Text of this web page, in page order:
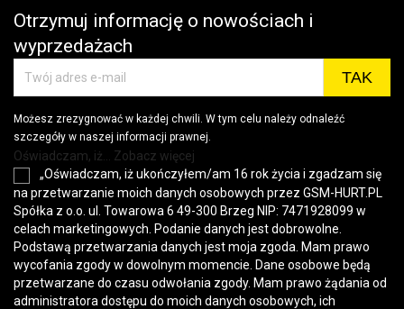
Otrzymuj informację o nowościach i
wyprzedażach
Możesz zrezygnować w każdej chwili. W tym celu należy odnaleźć
szczegóły w naszej informacji prawnej.
Oświadczam, iż... Zobacz więcej
„Oświadczam, iż ukończyłem/am 16 rok życia i zgadzam się
na przetwarzanie moich danych osobowych przez GSM-HURT.PL
Spółka z o.o. ul. Towarowa 6 49-300 Brzeg NIP: 7471928099 w
celach marketingowych. Podanie danych jest dobrowolne.
Podstawą przetwarzania danych jest moja zgoda. Mam prawo
wycofania zgody w dowolnym momencie. Dane osobowe będą
przetwarzane do czasu odwołania zgody. Mam prawo żądania od
administratora dostępu do moich danych osobowych, ich